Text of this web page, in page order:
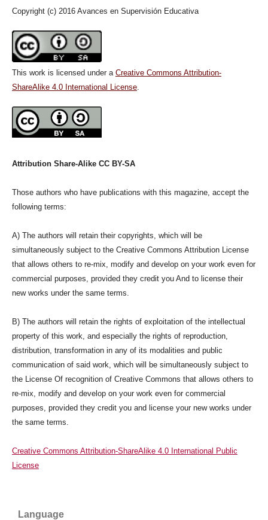
Copyright (c) 2016 Avances en Supervisión Educativa
This work is licensed under a Creative Commons Attribution-
ShareAlike 4.0 International License.
Attribution Share-Alike CC BY-SA
Those authors who have publications with this magazine, accept the
following terms:
A) The authors will retain their copyrights, which will be
simultaneously subject to the Creative Commons Attribution License
that allows others to re-mix, modify and develop on your work even for
commercial purposes, provided they credit you And to license their
new works under the same terms.
B) The authors will retain the rights of exploitation of the intellectual
property of this work, and especially the rights of reproduction,
distribution, transformation in any of its modalities and public
communication of said work, which will be simultaneously subject to
the License Of recognition of Creative Commons that allows others to
re-mix, modify and develop on your work even for commercial
purposes, provided they credit you and license your new works under
the same terms.
Creative Commons Attribution-ShareAlike 4.0 International Public
License
Language